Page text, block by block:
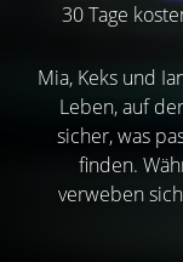
30 Tage
Mia, Keks und
Leben, auf
sicher, was
finden.
verweben